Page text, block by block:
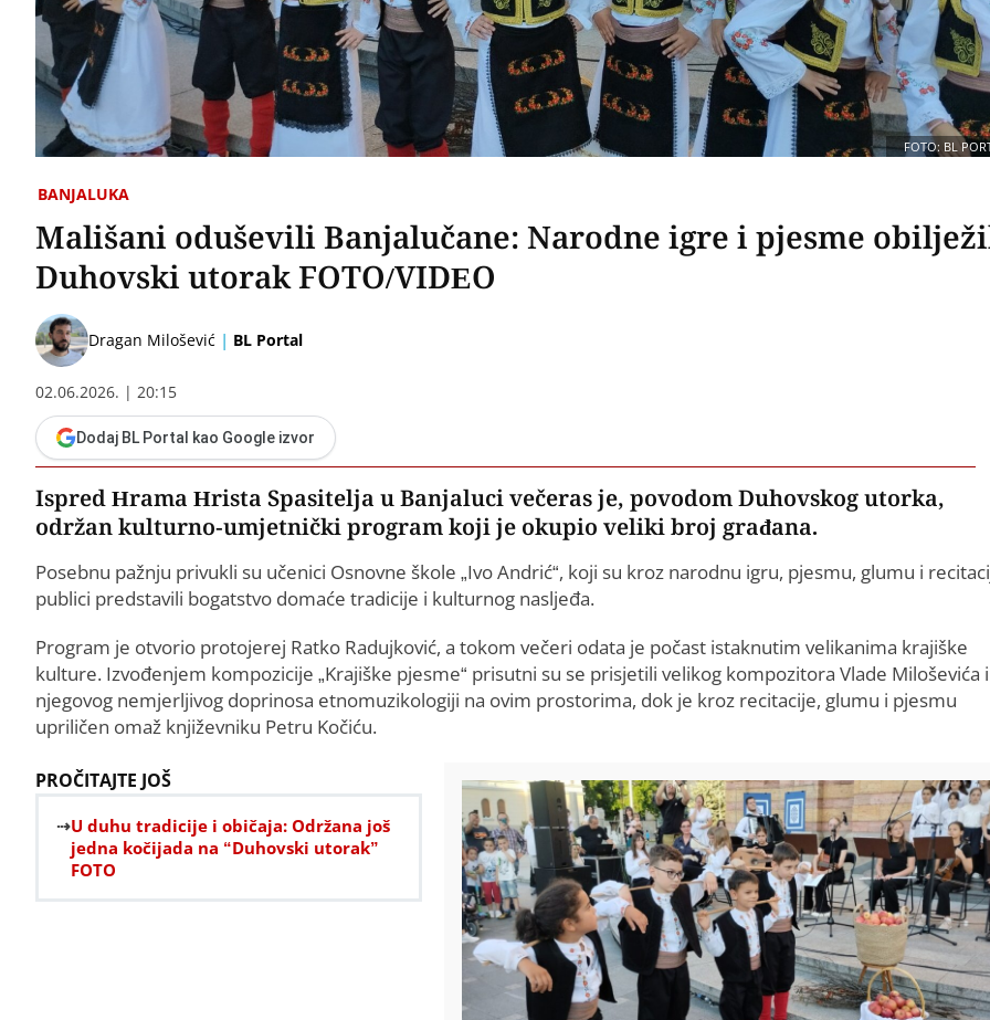
FOTO: BL
BANJALUKA
Mališani oduševili Banjalučane: Narodne igre i pjesme
Duhovski utorak FOTO/VIDEO
Dragan Milošević | BL Portal
02.06.2026. | 20:15
Dodaj BL Portal kao Google izvor
Ispred Hrama Hrista Spasitelja u Banjaluci večeras je, povodom Duhovskog utorka,
održan kulturno-umjetnički program koji je okupio veliki broj građana.
Posebnu pažnju privukli su učenici Osnovne škole „Ivo Andrić“, koji su kroz narodnu igru, pjesmu, glumu i
publici predstavili bogatstvo domaće tradicije i kulturnog nasljeđa.
Program je otvorio protojerej Ratko Radujković, a tokom večeri odata je počast istaknutim velikanima krajiške
kulture. Izvođenjem kompozicije „Krajiške pjesme“ prisutni su se prisjetili velikog kompozitora Vlade Miloševića i
njegovog nemjerljivog doprinosa etnomuzikologiji na ovim prostorima, dok je kroz recitacije, glumu i pjesmu
upriličen omaž književniku Petru Kočiću.
PROČITAJTE JOŠ
U duhu tradicije i običaja: Održana još
jedna kočijada na “Duhovski utorak”
FOTO